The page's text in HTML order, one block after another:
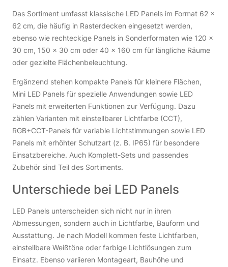
Das Sortiment umfasst klassische LED Panels im Format 62 ×
62 cm, die häufig in Rasterdecken eingesetzt werden,
ebenso wie rechteckige Panels in Sonderformaten wie 120 ×
30 cm, 150 × 30 cm oder 40 × 160 cm für längliche Räume
oder gezielte Flächenbeleuchtung.
Ergänzend stehen kompakte Panels für kleinere Flächen,
Mini LED Panels für spezielle Anwendungen sowie LED
Panels mit erweiterten Funktionen zur Verfügung. Dazu
zählen Varianten mit einstellbarer Lichtfarbe (CCT),
RGB+CCT-Panels für variable Lichtstimmungen sowie LED
Panels mit erhöhter Schutzart (z. B. IP65) für besondere
Einsatzbereiche. Auch Komplett-Sets und passendes
Zubehör sind Teil des Sortiments.
Unterschiede bei LED Panels
LED Panels unterscheiden sich nicht nur in ihren
Abmessungen, sondern auch in Lichtfarbe, Bauform und
Ausstattung. Je nach Modell kommen feste Lichtfarben,
einstellbare Weißtöne oder farbige Lichtlösungen zum
Einsatz. Ebenso variieren Montageart, Bauhöhe und